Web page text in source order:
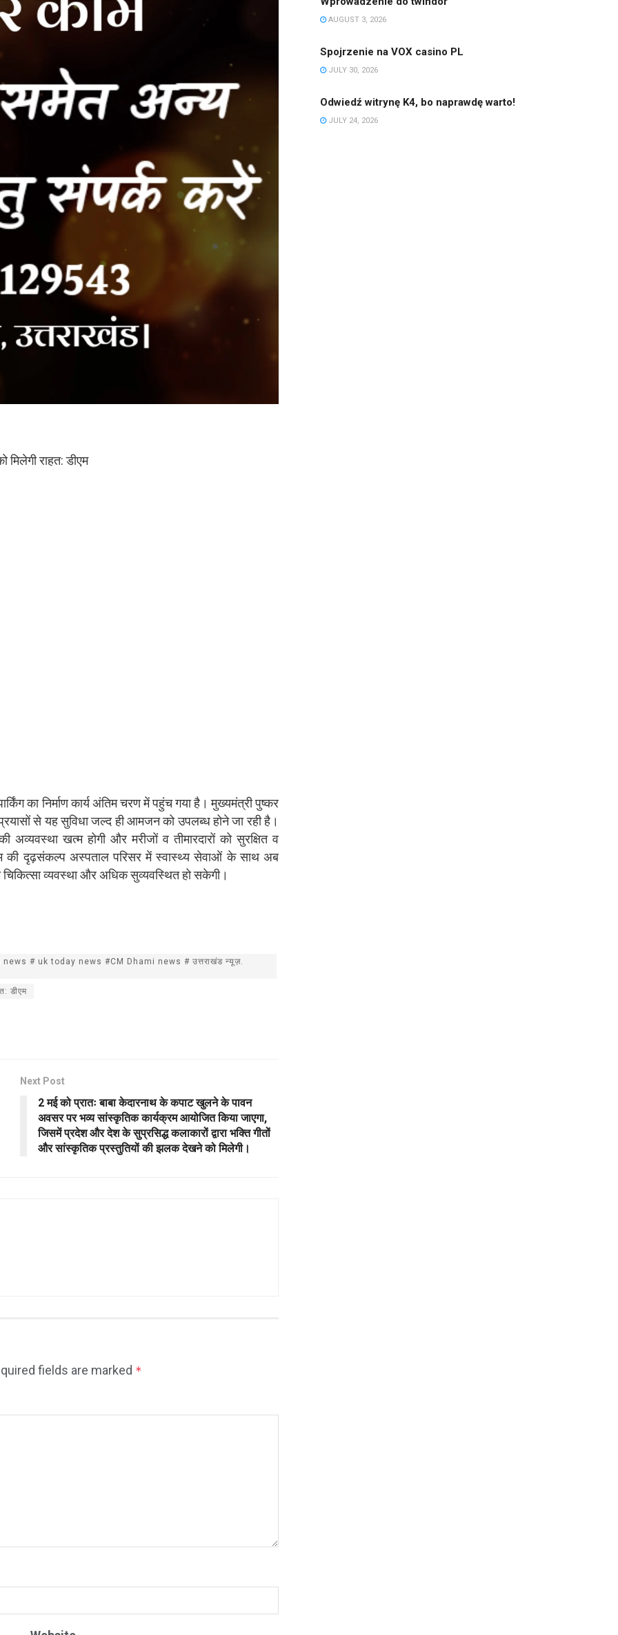
मिलेगी राहत: डीएम
का निर्माण कार्य अंतिम चरण में पहुंच गया है। मुख्यमंत्री पुष्कर
से यह सुविधा जल्द ही आमजन को उपलब्ध होने जा रही है।
अव्यवस्था खत्म होगी और मरीजों व तीमारदारों को सुरक्षित व
की दृढ़संकल्प अस्पताल परिसर में स्वास्थ्य सेवाओं के साथ अब
चिकित्सा व्यवस्था और अधिक सुव्यवस्थित हो सकेगी।
# uk today news #CM Dhami news # उत्तराखंड न्यूज़.
डीएम
Next Post
2 मई को प्रातः बाबा केदारनाथ के कपाट खुलने के पावन
अवसर पर भव्य सांस्कृतिक कार्यक्रम आयोजित किया जाएगा,
जिसमें प्रदेश और देश के सुप्रसिद्ध कलाकारों द्वारा भक्ति गीतों
और सांस्कृतिक प्रस्तुतियों की झलक देखने को मिलेगी।
fields are marked *
AUGUST 3, 2026
Spojrzenie na VOX casino PL
JULY 30, 2026
Odwiedź witrynę K4, bo naprawdę warto!
JULY 24, 2026